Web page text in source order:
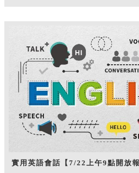
實用英語會話【7/22上午9點開放報